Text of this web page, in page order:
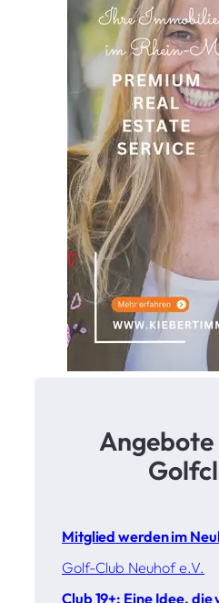
Angebote
Mitglied werden im
Golf-Club Neuhof e.V.
Club 19+: Eine Idee,